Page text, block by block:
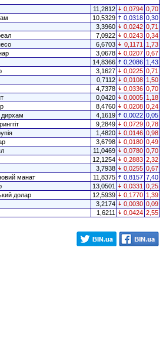
11,2812 0,0794 0,70
10,5329 0,0318 0,30
3,3960 0,0242 0,71
7,0922 0,0243 0,34
6,6703 0,1171
1,73
3,0678 0,0207 0,67
14,8366 0,2086 1,43
3,1627 0,0225 0,71
0,7112 0,0108 1,50
4,7378 0,0336 0,70
0,0420 0,0005 1,18
8,4760 0,0208 0,24
дирхам 4,1619 0,0022 0,05
9,2849 0,0729 0,78
1,4820 0,0146 0,98
3,6798 0,0180 0,49
11,0469 0,0780 0,70
12,1254 0,2883 2,32
3,7938 0,0255 0,67
манат 11,8375 0,8157 7,40
13,0501 0,0331 0,25
долар 12,5939 0,1770 1,39
3,2174 0,0030 0,09
1,6211 0,0424 2,55